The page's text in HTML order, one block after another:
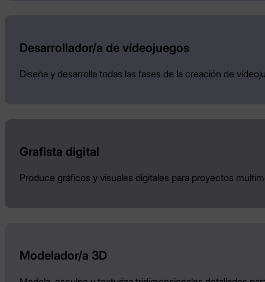
Desarrollador/a de vídeojuegos
Diseña y desarrolla todas las fases de la creación de
Grafista digital
Produce gráficos y visuales digitales para proyectos
Modelador/a 3D